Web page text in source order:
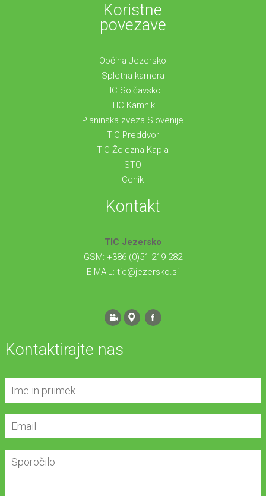
Koristne
povezave
Občina Jezersko
Spletna kamera
TIC Solčavsko
TIC Kamnik
Planinska zveza Slovenije
TIC Preddvor
TIC Železna Kapla
STO
Cenik
Kontakt
TIC Jezersko
GSM: +386 (0)51 219 282
E-MAIL:tic@jezersko.si
Kontaktirajte nas